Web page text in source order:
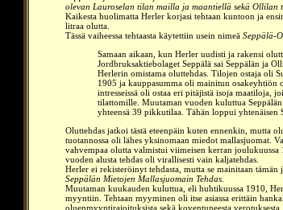
olevan Lauroselan tilan mailla ja maantiellä sekä
Kaikesta huolimatta Herler korjasi tehtaan kuntoon ja
litraa olutta
Tässä vaiheessa tehtaasta käytettiin usein nimeä Seppälä-
Samaan aikaan, kun Herler uudisti ja rakensi
Jordbruksaktiebolaget Seppälä sai Seppälän ja
Herlerin omistama oluttehdas. Tilojen ostaja oli
1905 ja kauppasumma oli mainitun osakeyhtiön
intresseissä oli ostaa eri pitäjistä isoja maatiloja,
tilattomille. Muutaman vuoden kuluttua
yhteensä 39 pikkutilaa. Tähän loppui yhtenäisen
Oluttehdas jatkoi tästä eteenpäin kuten ennenkin, mutta
tuotannossa oli lähes yksinomaan miedot mallasjuomat.
vahvempaa olutta valmistui viimeisen kerran joulukuussa
vuoden alusta tehdas oli virallisesti vain kaljatehdas.
Herler ei rekisteröinyt tehdasta, mutta se mainitaan tämän
Seppälän Mietojen Mallasjuomain Tehdas
Muutaman kuukauden kuluttua, eli huhtikuussa 1910,
myyntiin. Tehtaan myyminen oli itse asiassa erittäin
oluenmyyntirajoituksista sekä koventuneesta